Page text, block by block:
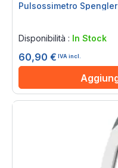
Pulsossimetro Spengler
Disponibilità : In Stock
60,90 € IVA incl.